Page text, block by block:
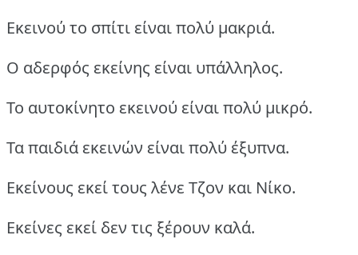
Εκεινού το σπίτι είναι πολύ μακριά.
Ο αδερφός εκείνης είναι υπάλληλος.
Το αυτοκίνητο εκεινού είναι πολύ μικρό.
Τα παιδιά εκεινών είναι πολύ έξυπνα.
Εκείνους εκεί τους λένε Τζον και Νίκο.
Εκείνες εκεί δεν τις ξέρουν καλά.